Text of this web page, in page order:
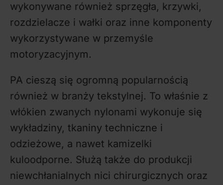
wykonywane również sprzęgła, krzywki,
rozdzielacze i wałki oraz inne komponenty
wykorzystywane w przemyśle
motoryzacyjnym.
PA cieszą się ogromną popularnością
również w branży tekstylnej. To właśnie z
włókien zwanych nylonami wykonuje się
wykładziny, tkaniny techniczne i
odzieżowe, a nawet kamizelki
kuloodporne. Służą także do produkcji
niewchłanialnych nici chirurgicznych oraz